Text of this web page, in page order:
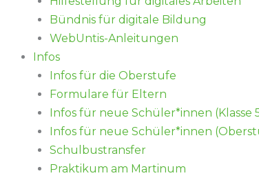
Bündnis für digitale Bildung
WebUntis-Anleitungen
Infos
Infos für die Oberstufe
Formulare für Eltern
Infos für neue Schüler*innen (Klasse
Infos für neue Schüler*innen
Schulbustransfer
Praktikum am Martinum